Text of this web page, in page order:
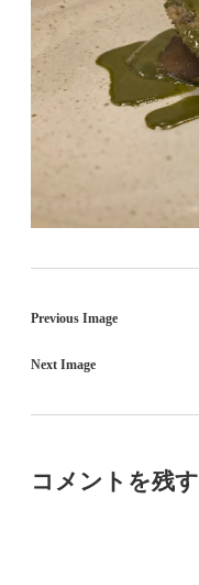
Previous Image
Next Image
コメントを残す